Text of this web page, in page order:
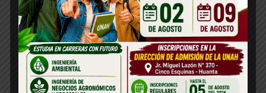
Primer Concurso Público de Méritos
para Nombramiento Docente 2026
LEER MAS »